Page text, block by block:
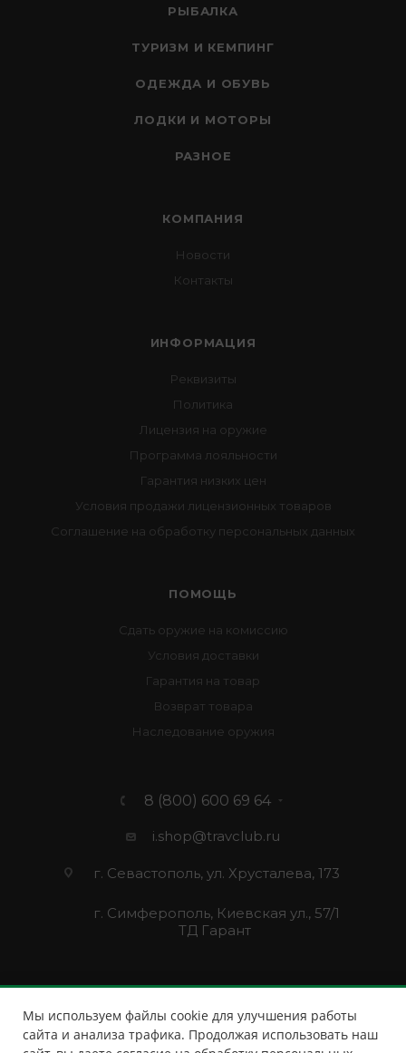
РЫБАЛКА
ТУРИЗМ И КЕМПИНГ
ОДЕЖДА И ОБУВЬ
ЛОДКИ И МОТОРЫ
РАЗНОЕ
КОМПАНИЯ
Новости
Контакты
ИНФОРМАЦИЯ
Реквизиты
Политика
Лицензия на оружие
Программа лояльности
Гарантия низких цен
Условия продажи лицензионных товаров
Соглашение на обработку персональных данных
ПОМОЩЬ
Сдать оружие на комиссию
Условия доставки
Гарантия на товар
Возврат товара
Наследование оружия
8 (800) 600 69 64
i.shop@travclub.ru
г. Севастополь, ул. Хрусталева, 173
г. Симферополь, Киевская ул., 57/1
ТД Гарант
Мы используем файлы cookie для улучшения работы
сайта и анализа трафика. Продолжая использовать наш